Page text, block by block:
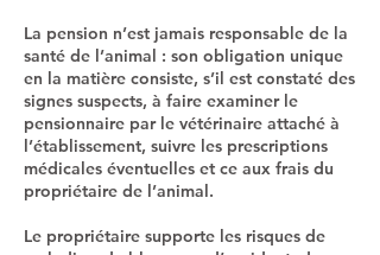
La pension n’est jamais responsable de la
santé de l’animal : son obligation unique
en la matière consiste, s’il est constaté des
signes suspects, à faire examiner le
pensionnaire par le vétérinaire attaché à
l’établissement, suivre les prescriptions
médicales éventuelles et ce aux frais du
propriétaire de l’animal.
Le propriétaire supporte les risques de